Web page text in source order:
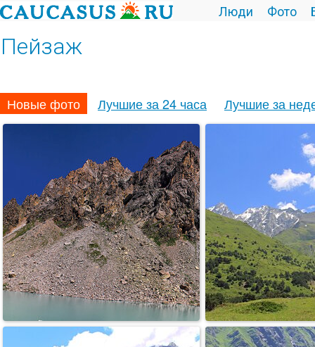
Люди Фото
Пейзаж
Новые фото Лучшие за 24 часа Лучшие за